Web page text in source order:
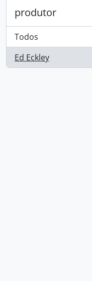
produtor
Todos
Ed Eckley
, 1 resultados